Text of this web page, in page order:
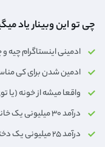
چی تو این وبینار یاد
ادمینی اینستاگرام
ادمین شدن برای کی
واقعا میشه از خونه
درآمد ۳۰ میلیونی یک خانم خانه‌دار با ۲ فرزند از ادمینی
درآمد ۲۵ میلیونی یک دختر دانشجو از خوابگاه از ادمینی پیج‌ها